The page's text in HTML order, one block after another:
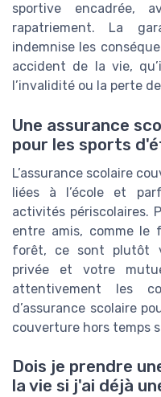
sportive encadrée,
rapatriement. La
indemnise les
accident de la vie,
l’invalidité ou la perte
Une assurance
pour les sports
L’assurance scolaire
liées à l’école et
activités périscolaires.
entre amis, comme le
forêt, ce sont plutôt
privée et votre
attentivement les
d’assurance scolaire
couverture hors temps
Dois je prendre
la vie si j'ai déjà